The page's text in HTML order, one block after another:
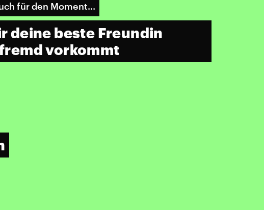
für den Moment...
deine beste Freundin
vorkommt